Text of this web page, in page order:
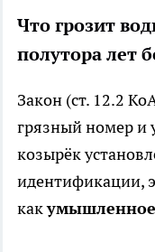
Что грозит
полутора лет
Закон (ст. 12.2
грязный номер и
козырёк
идентификации,
какумышленное